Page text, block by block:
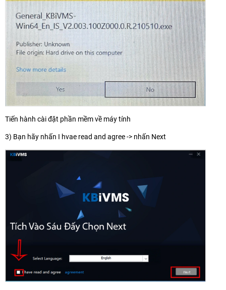
Tiến hành cài đặt phần mềm về máy tính
3) Bạn hãy nhấn I hvae read and agree -> nhấn Next